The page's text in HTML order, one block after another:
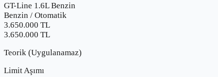
GT-Line 1.6L Benzin
Benzin / Otomatik
3.650.000 TL
3.650.000 TL
Teorik (Uygulanamaz)
Limit Aşımı